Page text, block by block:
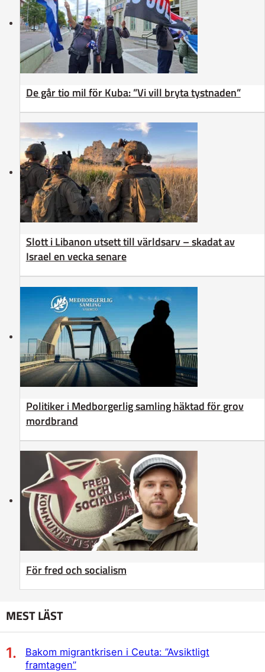
De går tio mil för Kuba: ”Vi vill bryta tystnaden”
Slott i Libanon utsett till världsarv – skadat av
Israel en vecka senare
Politiker i Medborgerlig samling häktad för grov
mordbrand
För fred och socialism
MEST LÄST
Bakom migrantkrisen i Ceuta: ”Avsiktligt
framtagen”